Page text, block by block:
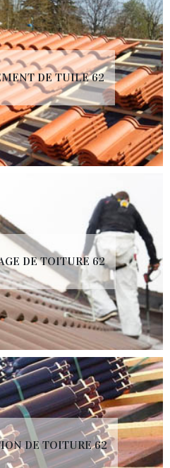
DE TUILE 62
DE TOITURE 62
DE TOITURE 62